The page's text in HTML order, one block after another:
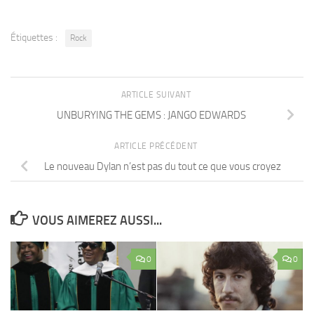
Étiquettes : Rock
ARTICLE SUIVANT
UNBURYING THE GEMS : JANGO EDWARDS
ARTICLE PRÉCÉDENT
Le nouveau Dylan n’est pas du tout ce que vous croyez
VOUS AIMEREZ AUSSI...
0 0